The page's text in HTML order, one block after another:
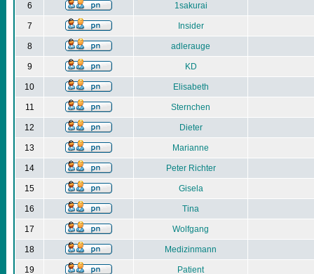
6 1sakurai
7 Insider
8 adlerauge
9 KD
10 Elisabeth
11 Sternchen
12 Dieter
13 Marianne
14 Peter Richter
15 Gisela
16 Tina
17 Wolfgang
18 Medizinmann
19 Patient